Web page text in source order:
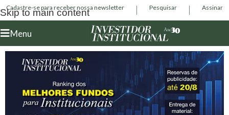
Skip to main content
Cadastre-se para receber nossa newsletter Pesquisar Assinar
Menu